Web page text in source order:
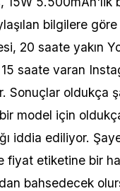
bilgilere
20 saate yakın
saate varan
Sonuçlar oldukça
model için
iddia ediliyor.
fiyat etiketine bir
bahsedecek